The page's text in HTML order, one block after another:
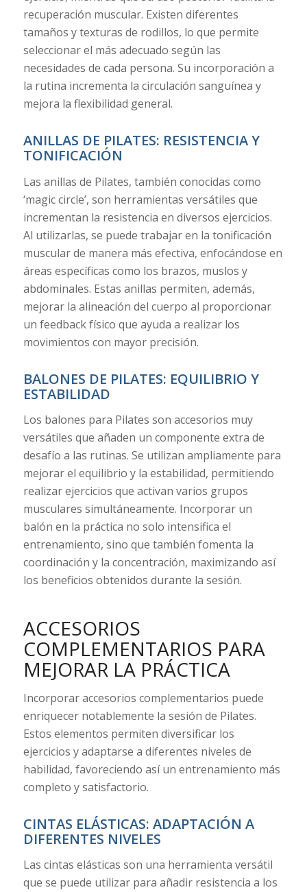
recuperación muscular. Existen diferentes
tamaños y texturas de rodillos, lo que permite
seleccionar el más adecuado según las
necesidades de cada persona. Su incorporación a
la rutina incrementa la circulación sanguínea y
mejora la flexibilidad general.
ANILLAS DE PILATES: RESISTENCIA Y
TONIFICACIÓN
Las anillas de Pilates, también conocidas como
‘magic circle’, son herramientas versátiles que
incrementan la resistencia en diversos ejercicios.
Al utilizarlas, se puede trabajar en la tonificación
muscular de manera más efectiva, enfocándose en
áreas específicas como los brazos, muslos y
abdominales. Estas anillas permiten, además,
mejorar la alineación del cuerpo al proporcionar
un feedback físico que ayuda a realizar los
movimientos con mayor precisión.
BALONES DE PILATES: EQUILIBRIO Y
ESTABILIDAD
Los balones para Pilates son accesorios muy
versátiles que añaden un componente extra de
desafío a las rutinas. Se utilizan ampliamente para
mejorar el equilibrio y la estabilidad, permitiendo
realizar ejercicios que activan varios grupos
musculares simultáneamente. Incorporar un
balón en la práctica no solo intensifica el
entrenamiento, sino que también fomenta la
coordinación y la concentración, maximizando así
los beneficios obtenidos durante la sesión.
ACCESORIOS
COMPLEMENTARIOS PARA
MEJORAR LA PRÁCTICA
Incorporar accesorios complementarios puede
enriquecer notablemente la sesión de Pilates.
Estos elementos permiten diversificar los
ejercicios y adaptarse a diferentes niveles de
habilidad, favoreciendo así un entrenamiento más
completo y satisfactorio.
CINTAS ELÁSTICAS: ADAPTACIÓN A
DIFERENTES NIVELES
Las cintas elásticas son una herramienta versátil
que se puede utilizar para añadir resistencia a los